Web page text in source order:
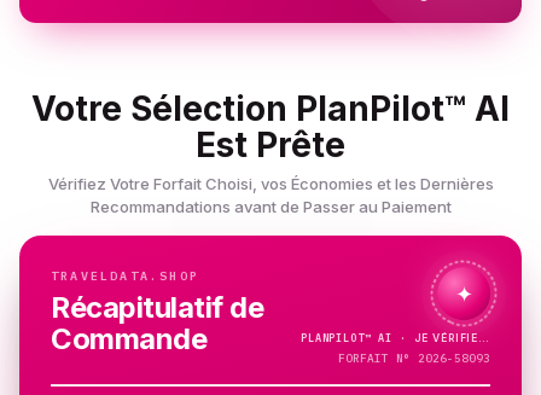
Votre Sélection PlanPilot™ AI
Est Prête
Vérifiez Votre Forfait Choisi, vos Économies et les Dernières
Recommandations avant de Passer au Paiement
TRAVELDATA.SHOP
Récapitulatif de
Commande
✦
PLANPILOT™AI · JE VÉRIFIE…
FORFAIT N° 2026-58093